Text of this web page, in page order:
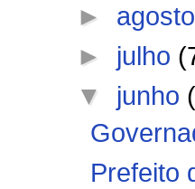
► agosto
► julho
▼ junho
Prefeito